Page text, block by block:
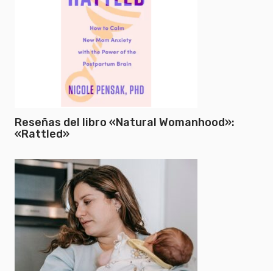
Reseñas del libro «Natural Womanhood»:
«Rattled»